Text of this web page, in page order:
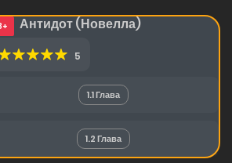
Антидот (Новелла)
5
1.1 Глава
1.2 Глава